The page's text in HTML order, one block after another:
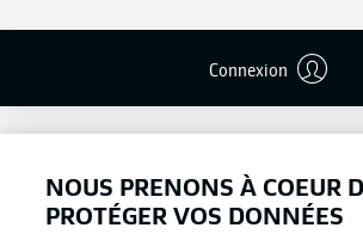
Connexion
NOUS PRENONS À COEUR
PROTÉGER VOS DONNÉES